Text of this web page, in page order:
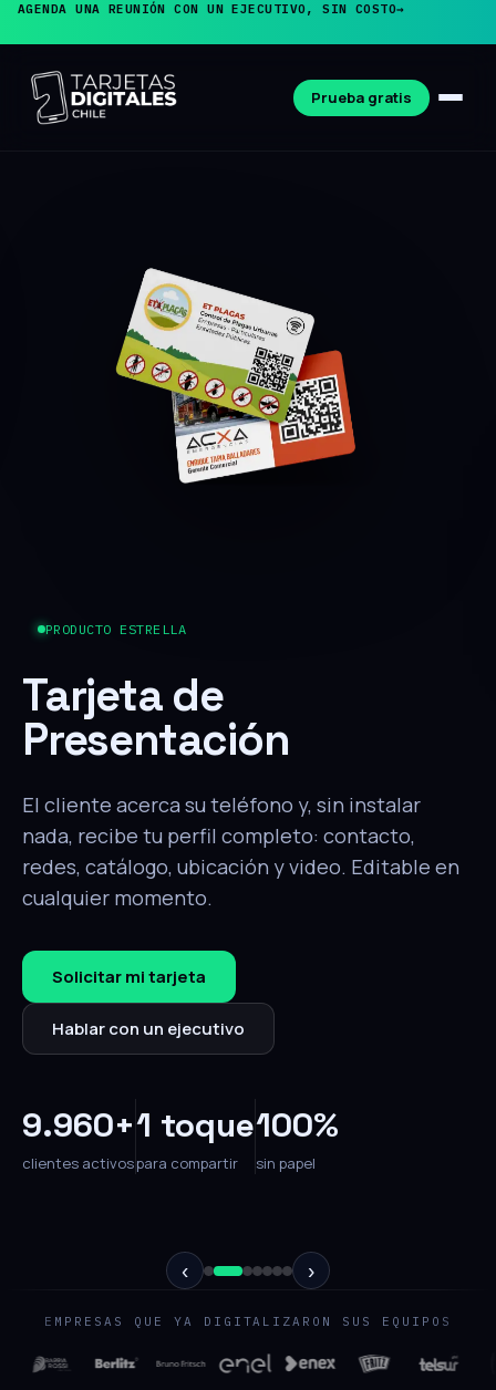
AGENDA UNA REUNIÓN CON UN EJECUTIVO, SIN COSTO→
Prueba gratis
PRODUCTO ESTRELLA
Tarjeta de
Presentación
El cliente acerca su teléfono y, sin instalar
nada, recibe tu perfil completo: contacto,
redes, catálogo, ubicación y video. Editable en
cualquier momento.
Solicitar mi tarjeta
Hablar con un ejecutivo
9.960+
clientes activos
1 toque
para compartir
100%
sin papel
‹ ›
EMPRESAS QUE YA DIGITALIZARON SUS EQUIPOS